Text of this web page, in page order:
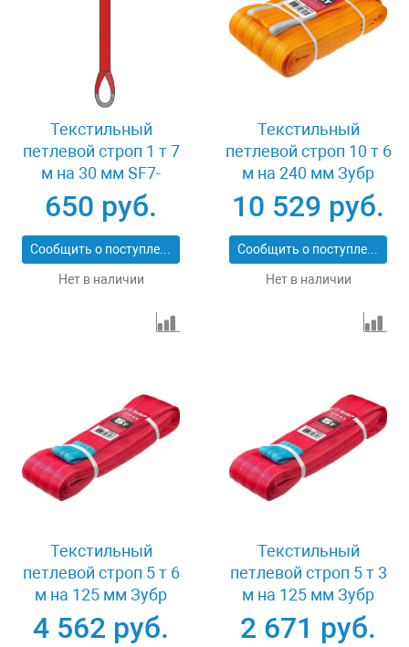
Текстильный
петлевой строп 1 т 7
м на 30 мм SF7-
СТП-1-7
650 руб.
Сообщить о поступлении
Нет в наличии
Текстильный
петлевой строп 10 т 6
м на 240 мм Зубр
43559-10-6
10 529 руб.
Сообщить о поступлении
Нет в наличии
Текстильный
петлевой строп 5 т 6
м на 125 мм Зубр
43555-5-6
4 562 руб.
Текстильный
петлевой строп 5 т 3
м на 125 мм Зубр
43555-5-3
2 671 руб.